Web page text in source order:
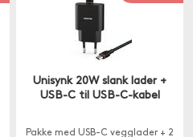
Unisynk 20W slank lader +
USB-C til USB-C-kabel
Pakke med USB-C vegglader + 2